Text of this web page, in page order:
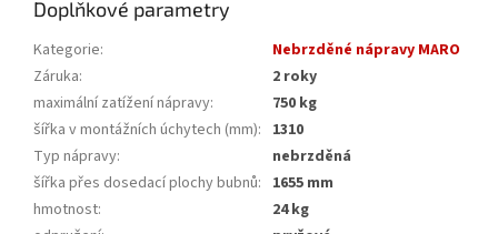
Doplňkové parametry
Kategorie:
Nebrzděné nápravy MARO
Záruka:
2 roky
maximální zatížení nápravy:
750 kg
šířka v montážních úchytech (mm): 1310
Typ nápravy:
nebrzděná
šířka přes dosedací plochy bubnů: 1655 mm
hmotnost:
24 kg